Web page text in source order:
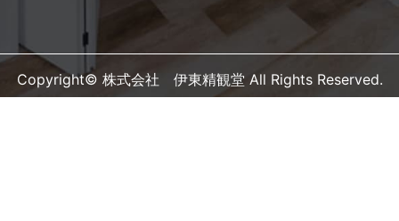
Copyright© 株式会社 伊東精観堂 All Rights Reserved.